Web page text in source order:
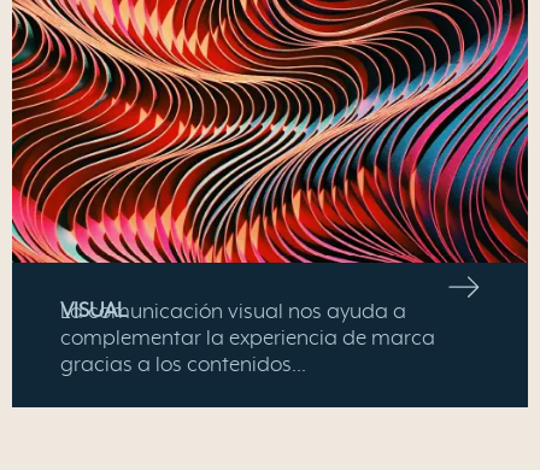
VISUAL
La comunicación visual nos ayuda a
complementar la experiencia de marca
gracias a los contenidos…